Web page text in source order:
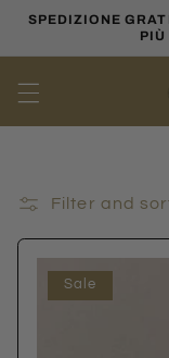
Skip to
SPEDIZIONE
PIÙ
Filter and
Sale